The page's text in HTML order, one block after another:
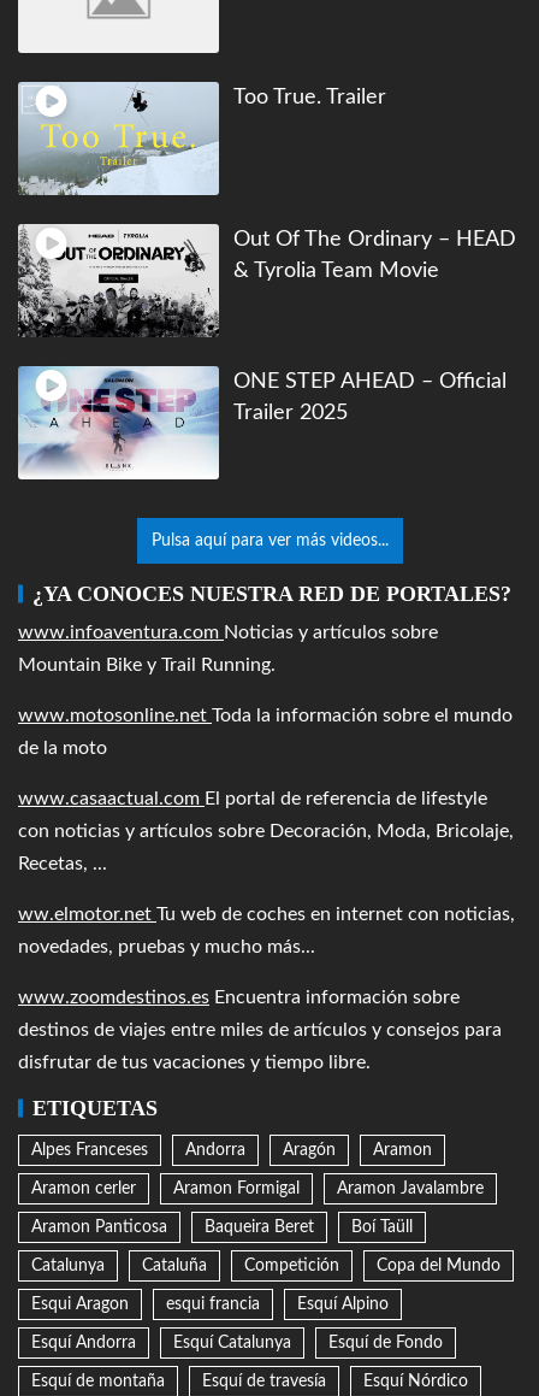
Too True. Trailer
Out Of The Ordinary – HEAD
& Tyrolia Team Movie
ONE STEP AHEAD – Official
Trailer 2025
Pulsa aquí para ver más videos...
¿YA CONOCES NUESTRA RED DE PORTALES?
www.infoaventura.com Noticias y artículos sobre
Mountain Bike y Trail Running.
www.motosonline.net Toda la información sobre el mundo
de la moto
www.casaactual.com El portal de referencia de lifestyle
con noticias y artículos sobre Decoración, Moda, Bricolaje,
Recetas, ...
ww.elmotor.net Tu web de coches en internet con noticias,
novedades, pruebas y mucho más...
www.zoomdestinos.es Encuentra información sobre
destinos de viajes entre miles de artículos y consejos para
disfrutar de tus vacaciones y tiempo libre.
ETIQUETAS
Alpes Franceses Andorra Aragón Aramon
Aramon cerler Aramon Formigal Aramon Javalambre
Aramon Panticosa Baqueira Beret Boí Taüll
Catalunya Cataluña Competición Copa del Mundo
Esqui Aragon esqui francia Esquí Alpino
Esquí Andorra Esquí Catalunya Esquí de Fondo
Esquí de montaña Esquí de travesía Esquí Nórdico